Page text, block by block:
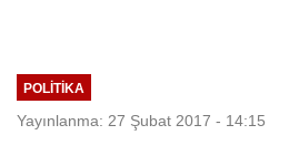
POLITIKA
Yayınlanma: 27 Şubat 2017 - 14:15